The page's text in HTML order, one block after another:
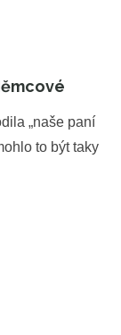
„naše paní
to být taky